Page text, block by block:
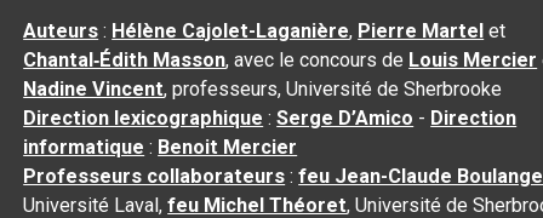
Auteurs : Hélène Cajolet-Laganière, Pierre Martel et
Chantal‑Édith Masson, avec le concours de Louis Mercier
Nadine Vincent, professeurs, Université de Sherbrooke
Direction lexicographique :Serge D’Amico - Direction
informatique : Benoit Mercier
Professeurs collaborateurs :feu Jean-Claude
Université Laval,feu Michel Théoret, Université de